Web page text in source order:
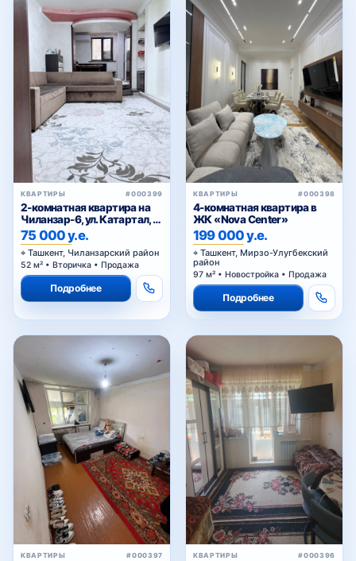
КВАРТИРЫ #000399
2-комнатная квартира на
Чиланзар-6, ул. Катартал, с
мебелью и техникой
75 000 у.е.
Ташкент, Чиланзарский район
52 м² • Вторичка • Продажа
Подробнее
КВАРТИРЫ #000398
4-комнатная квартира в
ЖК «Nova Center»
199 000 у.е.
Ташкент, Мирзо-Улугбекский
район
97 м² • Новостройка • Продажа
Подробнее
КВАРТИРЫ #000397 КВАРТИРЫ #000396